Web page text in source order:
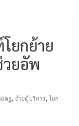
ยกย้าย
วยอัพ
ยครู, ย้ายผู้บริหาร,โยก